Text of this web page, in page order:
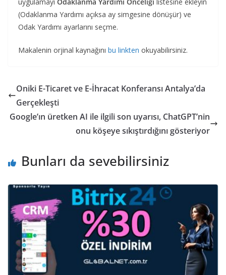
(Odaklanma Yardımı açıksa ay simgesine dönüşür) ve
Odak Yardımı ayarlarını seçme.
Makalenin orjinal kaynağını bu linkten okuyabilirsiniz.
Oniki E-Ticaret ve E-İhracat Konferansı Antalya’da
Gerçekleşti
Google’ın üretken AI ile ilgili son uyarısı, ChatGPT’nin
onu köşeye sıkıştırdığını gösteriyor
Bunları da sevebilirsiniz